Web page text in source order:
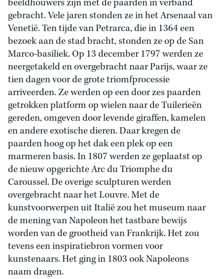
beeldhouwers zijn met de paarden in verband
gebracht. Vele jaren stonden ze in het Arsenaal van
Venetië. Ten tijde van Petrarca, die in 1364 een
bezoek aan de stad bracht, stonden ze op de San
Marco-basiliek. Op 13 december 1797 werden ze
neergetakeld en overgebracht naar Parijs, waar ze
tien dagen voor de grote triomfprocessie
arriveerden. Ze werden op een door zes paarden
getrokken platform op wielen naar de Tuilerieën
gereden, omgeven door levende giraffen, kamelen
en andere exotische dieren. Daar kregen de
paarden hoog op het dak een plek op een
marmeren basis. In 1807 werden ze geplaatst op
de nieuw opgerichte Arc du Triomphe du
Caroussel. De overige sculpturen werden
overgebracht naar het Louvre. Met de
kunstvoorwerpen uit Italië zou het museum naar
de mening van Napoleon het tastbare bewijs
worden van de grootheid van Frankrijk. Het zou
tevens een inspiratiebron vormen voor
kunstenaars. Het ging in 1803 ook Napoleons
naam dragen.